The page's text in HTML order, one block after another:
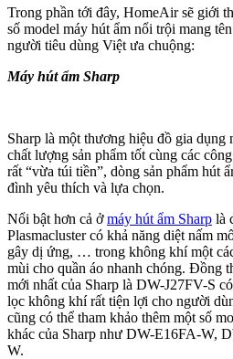
Trong phần tới đây, HomeAir sẽ giới
số model máy hút ẩm nổi trội mang
người tiêu dùng Việt ưa chuộng:
Máy hút ẩm Sharp
Sharp là một thương hiệu đồ gia
chất lượng sản phẩm tốt cùng các
rất “vừa túi tiền”, dòng sản phẩm hút
đình yêu thích và lựa chọn.
Nổi bật hơn cả ởmáy hút ẩm Sharp là
Plasmacluster có khả năng diệt nấm
gây dị ứng, … trong không khí một
mùi cho quần áo nhanh chóng. Đồng
mới nhất của Sharp là DW-J27FV-S
lọc không khí rất tiện lợi cho người
cũng có thể tham khảo thêm một số
khác của Sharp như DW-E16FA-W,
W.